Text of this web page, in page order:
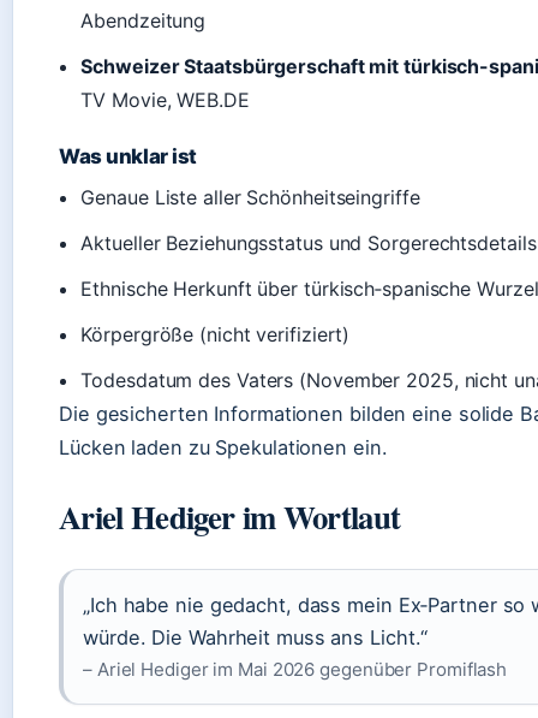
Abendzeitung
Schweizer Staatsbürgerschaft mit türkisch-
TV Movie, WEB.DE
Was unklar ist
Genaue Liste aller Schönheitseingriffe
Aktueller Beziehungsstatus und Sorgerechtsdetails
Ethnische Herkunft über türkisch‑spanische
Körpergröße (nicht verifiziert)
Todesdatum des Vaters (November 2025, nicht
Die gesicherten Informationen bilden eine solide
Lücken laden zu Spekulationen ein.
Ariel Hediger im Wortlaut
„Ich habe nie gedacht, dass mein Ex‑Partner so
würde. Die Wahrheit muss ans Licht.“
– Ariel Hediger im Mai 2026 gegenüber Promiflash